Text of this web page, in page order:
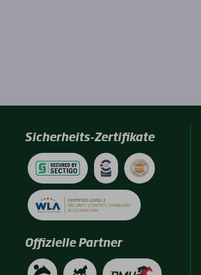
Sicherheits-Zertifikate
Offizielle Partner